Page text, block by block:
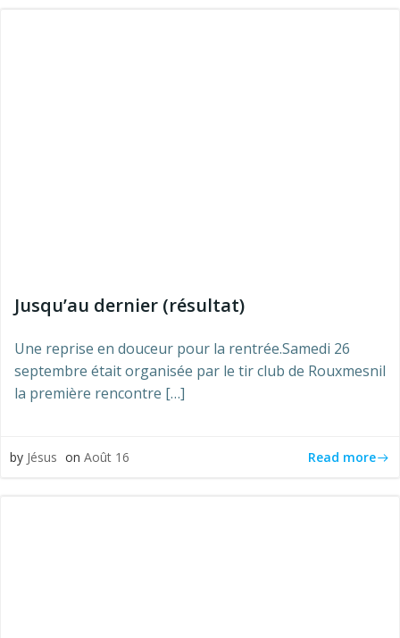
Jusqu’au dernier (résultat)
Une reprise en douceur pour la rentrée.Samedi 26
septembre était organisée par le tir club de Rouxmesnil
la première rencontre […]
by Jésus on Août 16 Read more